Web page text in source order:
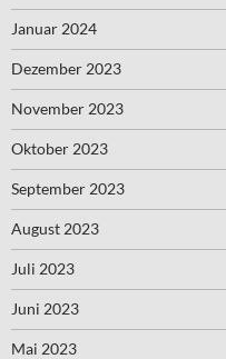
Januar 2024
Dezember 2023
November 2023
Oktober 2023
September 2023
August 2023
Juli 2023
Juni 2023
Mai 2023